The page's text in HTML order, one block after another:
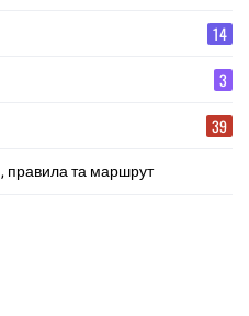
14
3
39
правила та маршрут